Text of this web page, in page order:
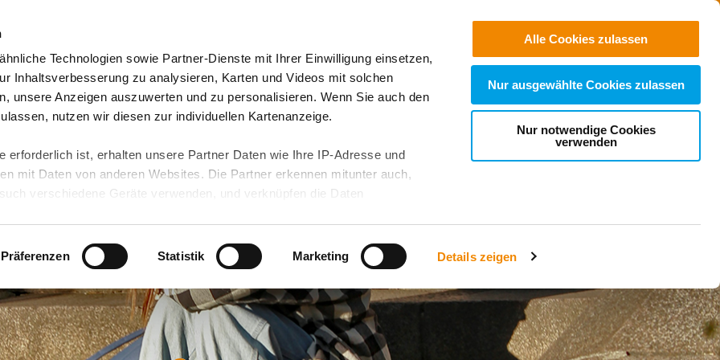
Technologien sowie Partner-Dienste mit Ihrer Einwilligung einsetzen,
Inhaltsverbesserung zu analysieren, Karten und Videos mit solchen
unsere Anzeigen auszuwerten und zu personalisieren. Wenn Sie auch den
nutzen wir diesen zur individuellen Kartenanzeige.
erforderlich ist, erhalten unsere Partner Daten wie Ihre IP-Adresse und
mit Daten von anderen Websites. Die Partner erkennen mitunter auch,
verschiedene Geräte verwenden, und verknüpfen die Daten
Daten führen kann.
unserenDatenschutzhinweisenund in unsererCookie-Übersicht. Wenn
Funktionen für diese Zwecke aktiviert sind, müssen Sie alle Cookie-
können mittels nachfolgender Buttons über Ihre Einwilligung für diese
erteilte Einwilligung stets für die Zukunft widerrufen. Bitte beachten Sie:
Präferenzen Statistik Marketing Details zeigen
Alle Cookies zulassen
Nur ausgewählte Cookies zulassen
Nur notwendige Cookies
verwenden
Suchen
& Angebote Presse & Themen Jobs & Karriere Spenden
Jobs